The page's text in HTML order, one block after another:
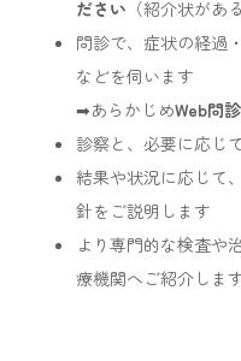
ださい （紹介状があ
問診で、症状の経過
などを伺います
➡あらかじめWeb問診
診察と、必要に応じ
結果や状況に応じて
針をご説明します
より専門的な検査や
療機関へご紹介しま